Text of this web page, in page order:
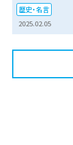
歴史・名言
2025.02.05